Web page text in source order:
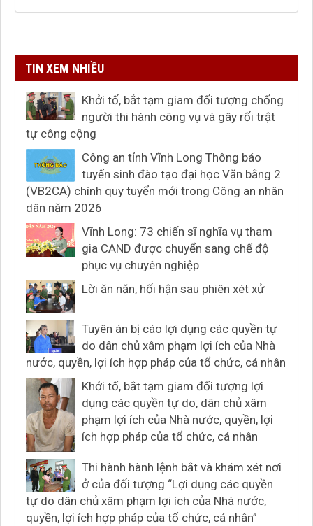
TIN XEM NHIỀU
Khởi tố, bắt tạm giam đối tượng chống
người thi hành công vụ và gây rối trật
tự công cộng
Công an tỉnh Vĩnh Long Thông báo
tuyển sinh đào tạo đại học Văn bằng 2
(VB2CA) chính quy tuyển mới trong Công an nhân
dân năm 2026
Vĩnh Long: 73 chiến sĩ nghĩa vụ tham
gia CAND được chuyển sang chế độ
phục vụ chuyên nghiệp
Lời ăn năn, hối hận sau phiên xét xử
Tuyên án bị cáo lợi dụng các quyền tự
do dân chủ xâm phạm lợi ích của Nhà
nước, quyền, lợi ích hợp pháp của tổ chức, cá nhân
Khởi tố, bắt tạm giam đối tượng lợi
dụng các quyền tự do, dân chủ xâm
phạm lợi ích của Nhà nước, quyền, lợi
ích hợp pháp của tổ chức, cá nhân
Thi hành hành lệnh bắt và khám xét nơi
ở của đối tượng “Lợi dụng các quyền
tự do dân chủ xâm phạm lợi ích của Nhà nước,
quyền, lợi ích hợp pháp của tổ chức, cá nhân”